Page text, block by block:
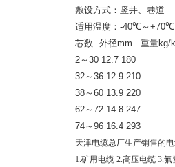
敷设方式：竖井、巷道
适用温度： -40℃～ +70℃
芯数 外径mm 重量kg/
2～ 30 12.7 180
32～ 36 12.9 210
38～ 60 13.9 220
62～ 72 14.8 247
74～ 96 16.4 293
天津电缆总厂生产销售的
1.矿用电缆 2.高压电缆 3.氟